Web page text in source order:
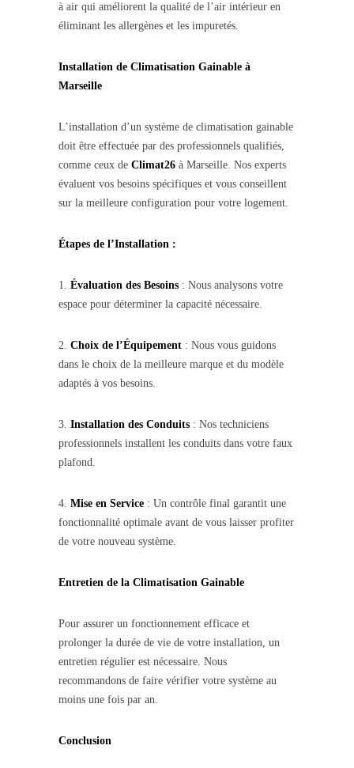
à air qui améliorent la qualité de l’air intérieur en
éliminant les allergènes et les impuretés.
Installation de Climatisation Gainable à
Marseille
L’installation d’un système de climatisation gainable
doit être effectuée par des professionnels qualifiés,
comme ceux de Climat26 à Marseille. Nos experts
évaluent vos besoins spécifiques et vous conseillent
sur la meilleure configuration pour votre logement.
Étapes de l’Installation :
1. Évaluation des Besoins : Nous analysons votre
espace pour déterminer la capacité nécessaire.
2. Choix de l’Équipement : Nous vous guidons
dans le choix de la meilleure marque et du modèle
adaptés à vos besoins.
3. Installation des Conduits : Nos techniciens
professionnels installent les conduits dans votre faux
plafond.
4. Mise en Service : Un contrôle final garantit une
fonctionnalité optimale avant de vous laisser profiter
de votre nouveau système.
Entretien de la Climatisation Gainable
Pour assurer un fonctionnement efficace et
prolonger la durée de vie de votre installation, un
entretien régulier est nécessaire. Nous
recommandons de faire vérifier votre système au
moins une fois par an.
Conclusion